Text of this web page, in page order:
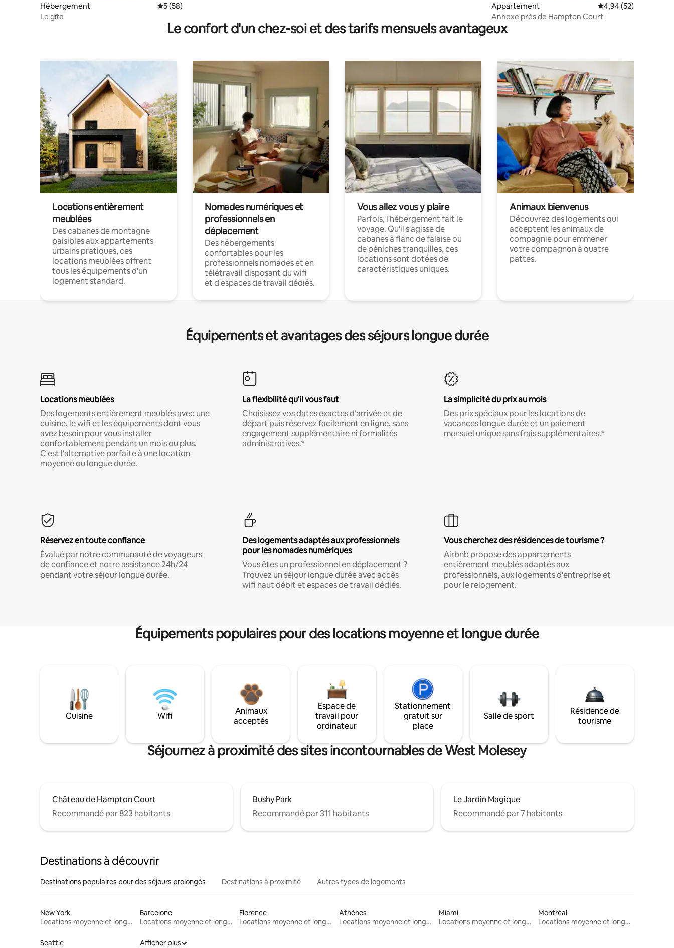
Hébergement Évaluation moyenne sur la base de 58 commentaires : 5 sur 5
5 (58)
Le gîte
Appartement Évaluation moyenne
4,94 (52)
Annexe près de Hampton Court
Le confort d'un chez-soi et des tarifs mensuels avantageux
Locations entièrement
meublées
Des cabanes de montagne
paisibles aux appartements
urbains pratiques, ces
locations meublées offrent
tous les équipements d'un
logement standard.
Nomades numériques et
professionnels en
déplacement
Des hébergements
confortables pour les
professionnels nomades et en
télétravail disposant du wifi
et d'espaces de travail dédiés.
Vous allez vous y plaire
Parfois, l'hébergement fait le
voyage. Qu'il s'agisse de
cabanes à flanc de falaise ou
de péniches tranquilles, ces
locations sont dotées de
caractéristiques uniques.
Animaux bienvenus
Découvrez des logements qui
acceptent les animaux de
compagnie pour emmener
votre compagnon à quatre
pattes.
Équipements et avantages des séjours longue durée
Locations meublées
Des logements entièrement meublés avec une
cuisine, le wifi et les équipements dont vous
avez besoin pour vous installer
confortablement pendant un mois ou plus.
C'est l'alternative parfaite à une location
moyenne ou longue durée.
La flexibilité qu'il vous faut
Choisissez vos dates exactes d'arrivée et de
départ puis réservez facilement en ligne, sans
engagement supplémentaire ni formalités
administratives.*
La simplicité du prix au mois
Des prix spéciaux pour les locations de
vacances longue durée et un paiement
mensuel unique sans frais supplémentaires.*
Réservez en toute confiance
Évalué par notre communauté de voyageurs
de confiance et notre assistance 24h/24
pendant votre séjour longue durée.
Des logements adaptés aux professionnels
pour les nomades numériques
Vous êtes un professionnel en déplacement ?
Trouvez un séjour longue durée avec accès
wifi haut débit et espaces de travail dédiés.
Vous cherchez des résidences de tourisme ?
Airbnb propose des appartements
entièrement meublés adaptés aux
professionnels, aux logements d'entreprise et
pour le relogement.
Équipements populaires pour des locations moyenne et longue durée
Cuisine Wifi
Animaux
acceptés
Espace de
travail pour
ordinateur
Stationnement
gratuit sur
place
Salle de sport
Résidence de
tourisme
Séjournez à proximité des sites incontournables de West Molesey
Château de Hampton Court
Recommandé par 823 habitants
Bushy Park
Recommandé par 311 habitants
Le Jardin Magique
Recommandé par 7 habitants
Destinations à découvrir
Destinations populaires pour des séjours prolongés Destinations à proximité Autres types de logements
New York
Locations moyenne et longue durée
Barcelone
Locations moyenne et longue durée
Florence
Locations moyenne et longue durée
Athènes
Locations moyenne et longue durée
Miami
Locations moyenne et longue durée
Montréal
Locations moyenne et longue durée
Seattle
Afficher plus